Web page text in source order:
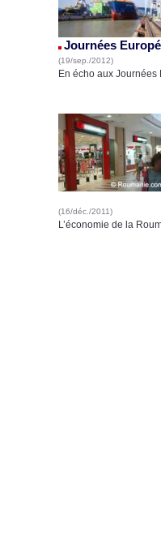
Journées
(19/sep./2012)
En écho aux
(16/déc./2011)
L’économie de la